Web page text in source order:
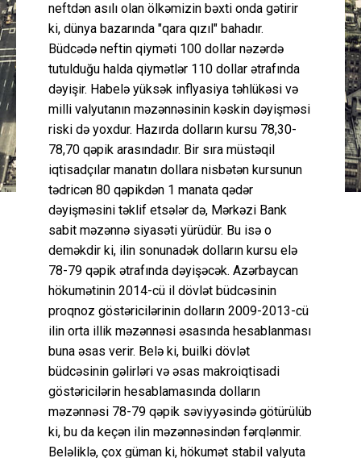
neftdən asılı olan ölkəmizin bəxti onda gətirir
ki, dünya bazarında "qara qızıl" bahadır.
Büdcədə neftin qiyməti 100 dollar nəzərdə
tutulduğu halda qiymətlər 110 dollar ətrafında
dəyişir. Habelə yüksək inflyasiya təhlükəsi və
milli valyutanın məzənnəsinin kəskin dəyişməsi
riski də yoxdur. Hazırda dolların kursu 78,30-
78,70 qəpik arasındadır. Bir sıra müstəqil
iqtisadçılar manatın dollara nisbətən kursunun
tədricən 80 qəpikdən 1 manata qədər
dəyişməsini təklif etsələr də, Mərkəzi Bank
sabit məzənnə siyasəti yürüdür. Bu isə o
deməkdir ki, ilin sonunadək dolların kursu elə
78-79 qəpik ətrafında dəyişəcək. Azərbaycan
hökumətinin 2014-cü il dövlət büdcəsinin
proqnoz göstəricilərinin dolların 2009-2013-cü
ilin orta illik məzənnəsi əsasında hesablanması
buna əsas verir. Belə ki, builki dövlət
büdcəsinin gəlirləri və əsas makroiqtisadi
göstəricilərin hesablamasında dolların
məzənnəsi 78-79 qəpik səviyyəsində götürülüb
ki, bu da keçən ilin məzənnəsindən fərqlənmir.
Beləliklə, çox güman ki, hökumət stabil valyuta